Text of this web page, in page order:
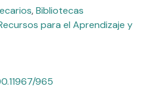
,Bibliotecas
para el Aprendizaje y
965